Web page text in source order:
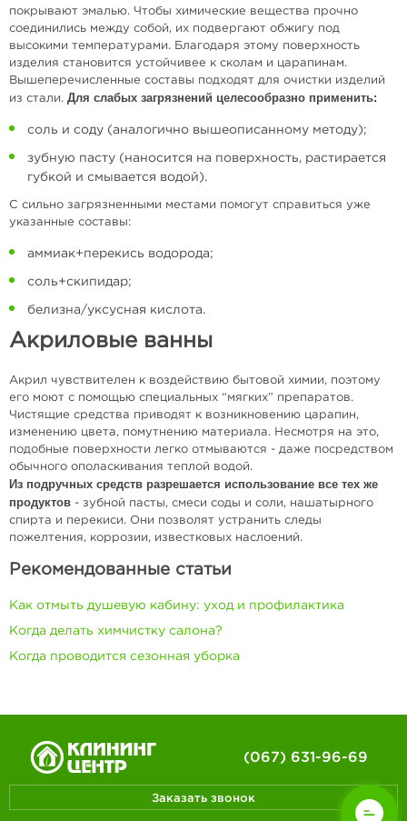
покрывают эмалью. Чтобы химические вещества прочно
соединились между собой, их подвергают обжигу под
высокими температурами. Благодаря этому поверхность
изделия становится устойчивее к сколам и царапинам.
Вышеперечисленные составы подходят для очистки изделий
из стали. Для слабых загрязнений целесообразно применить:
соль и соду (аналогично вышеописанному методу);
зубную пасту (наносится на поверхность, растирается
губкой и смывается водой).
С сильно загрязненными местами помогут справиться уже
указанные составы:
аммиак+перекись водорода;
соль+скипидар;
белизна/уксусная кислота.
Акриловые ванны
Акрил чувствителен к воздействию бытовой химии, поэтому
его моют с помощью специальных “мягких” препаратов.
Чистящие средства приводят к возникновению царапин,
изменению цвета, помутнению материала. Несмотря на это,
подобные поверхности легко отмываются - даже посредством
обычного ополаскивания теплой водой.
Из подручных средств разрешается использование все тех же
продуктов - зубной пасты, смеси соды и соли, нашатырного
спирта и перекиси. Они позволят устранить следы
пожелтения, коррозии, известковых наслоений.
Рекомендованные статьи
Как отмыть душевую кабину: уход и профилактика
Когда делать химчистку салона?
Когда проводится сезонная уборка
(067) 631-96-69
Заказать звонок